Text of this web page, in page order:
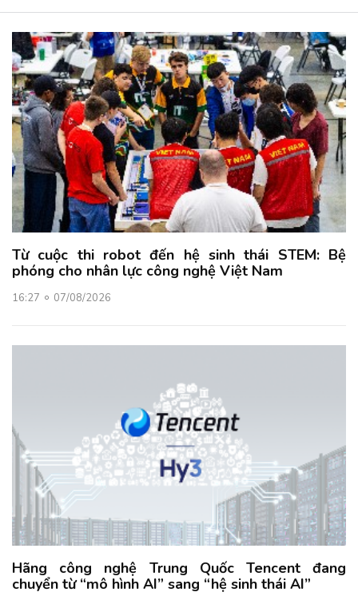
Từ cuộc thi robot đến hệ sinh thái STEM: Bệ
phóng cho nhân lực công nghệ Việt Nam
16:27 07/08/2026
Hãng công nghệ Trung Quốc Tencent đang
chuyển từ “mô hình AI” sang “hệ sinh thái AI”